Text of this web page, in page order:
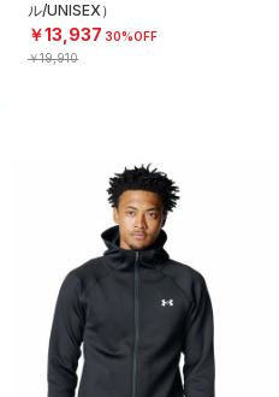
ル/UNISEX）
￥13,937 30%OFF
￥19,910